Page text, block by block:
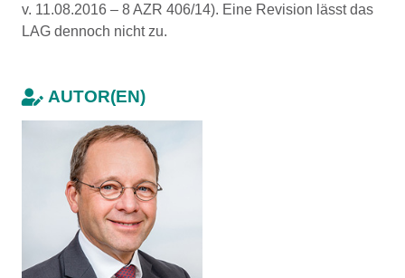
v. 11.08.2016 – 8 AZR 406/14). Eine Revision lässt das
LAG dennoch nicht zu.
AUTOR(EN)